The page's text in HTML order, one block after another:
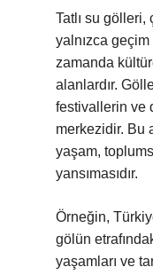
Tatlı su
yalnızca geçim
zamanda
alanlardır.
festivallerin ve
merkezidir. Bu
yaşam,
yansımasıdır.
Örneğin,
gölün
yaşamları ve